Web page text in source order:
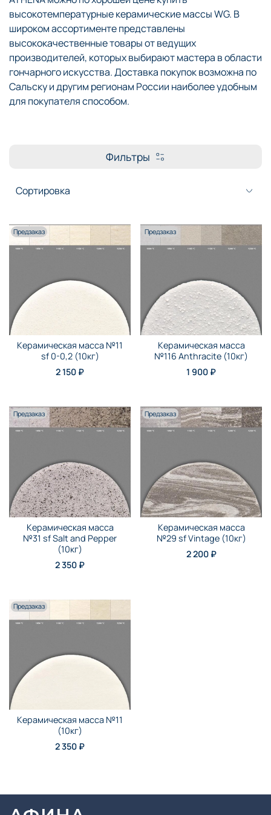
высокотемпературные керамические массы WG. В
широком ассортименте представлены
высококачественные товары от ведущих
производителей, которых выбирают мастера в области
гончарного искусства. Доставка покупок возможна по
Сальску и другим регионам России наиболее удобным
для покупателя способом.
Фильтры
Предзаказ
Керамическая масса №11
sf 0-0,2 (10кг)
2 150 ₽
Предзаказ
Керамическая масса
№116 Anthraсite (10кг)
1 900 ₽
Предзаказ
Керамическая масса
№31 sf Salt and Pepper
(10кг)
2 350 ₽
Предзаказ
Керамическая масса
№29 sf Vintage (10кг)
2 200 ₽
Предзаказ
Керамическая масса №11
(10кг)
2 350 ₽